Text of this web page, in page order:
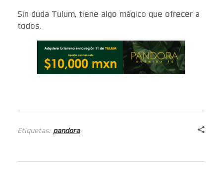
Sin duda Tulum, tiene algo mágico que ofrecer a
todos.
Etiquetas: pandora